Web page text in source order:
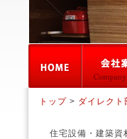
トップ > ダイレクト
住宅設備・建築資